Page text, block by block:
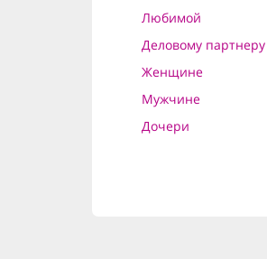
Любимой
Деловому партнеру
Женщине
Мужчине
Дочери